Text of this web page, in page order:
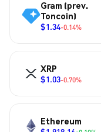
Gram (prev.
Toncoin)
$1.34-0.14%
XRP
$1.03-0.70%
Ethereum